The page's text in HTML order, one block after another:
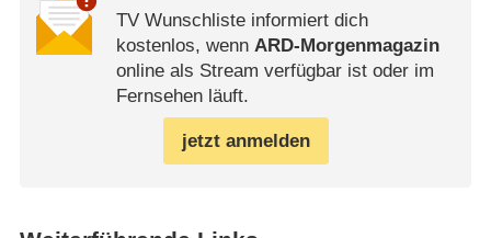
TV Wunschliste informiert dich
kostenlos, wenn ARD-Morgenmagazin
online als Stream verfügbar ist oder im
Fernsehen läuft.
jetzt anmelden